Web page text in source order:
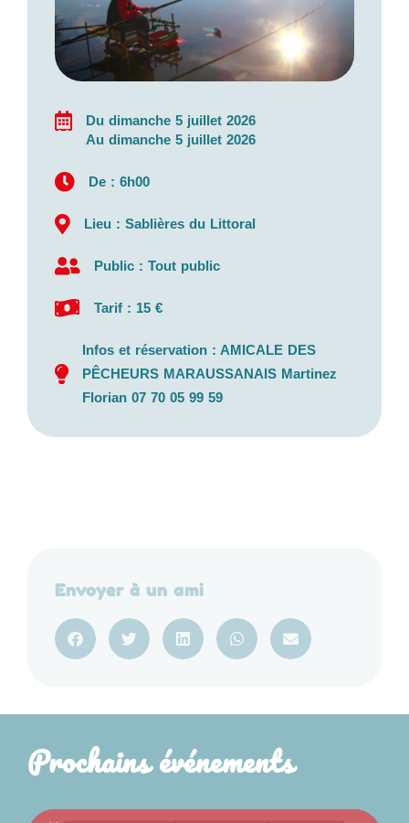
Du dimanche 5 juillet 2026
Au dimanche 5 juillet 2026
De : 6h00
Lieu : Sablières du Littoral
Public : Tout public
Tarif : 15 €
Infos et réservation : AMICALE DES
PÊCHEURS MARAUSSANAIS Martinez
Florian 07 70 05 99 59
Envoyer à un ami
Prochains événements